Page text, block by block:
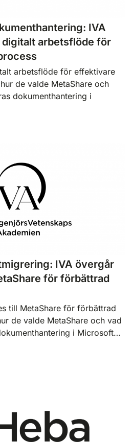
IVA
arbetsflöde för
arbetsflöde för effektivare
de valde MetaShare och
dokumenthantering i
IVA övergår
för förbättrad
till MetaShare för förbättrad
de valde MetaShare och vad
i Microsoft…